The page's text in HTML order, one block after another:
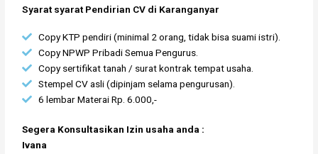
Syarat syarat Pendirian CV di Karanganyar
Copy KTP pendiri (minimal 2 orang, tidak bisa suami istri).
Copy NPWP Pribadi Semua Pengurus.
Copy sertifikat tanah / surat kontrak tempat usaha.
Stempel CV asli (dipinjam selama pengurusan).
6 lembar Materai Rp. 6.000,-
Segera Konsultasikan Izin usaha anda :
Ivana